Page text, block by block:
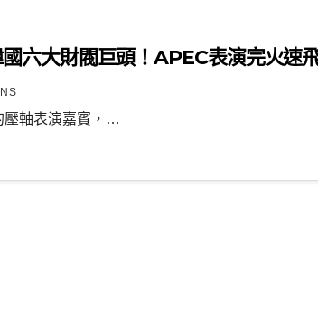
六大財閥巨頭！APEC表演完火速
壓軸表演嘉賓，…